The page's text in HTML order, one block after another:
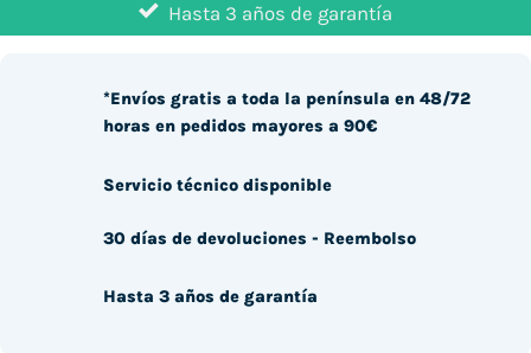
Hasta 3 años de garantía
*Envíos gratis a toda la península en 48/72
horas en pedidos mayores a 90€
Servicio técnico disponible
30 días de devoluciones - Reembolso
Hasta 3 años de garantía